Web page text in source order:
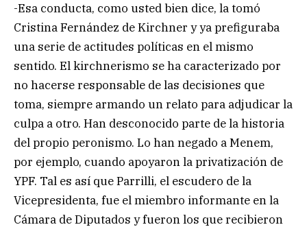
-Esa conducta, como usted bien dice, la tomó
Cristina Fernández de Kirchner y ya prefiguraba
una serie de actitudes políticas en el mismo
sentido. El kirchnerismo se ha caracterizado por
no hacerse responsable de las decisiones que
toma, siempre armando un relato para adjudicar la
culpa a otro. Han desconocido parte de la historia
del propio peronismo. Lo han negado a Menem,
por ejemplo, cuando apoyaron la privatización de
YPF. Tal es así que Parrilli, el escudero de la
Vicepresidenta, fue el miembro informante en la
Cámara de Diputados y fueron los que recibieron